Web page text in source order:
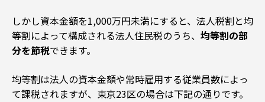
しかし資本金額を1,000万円未満にすると、 法人税割と均
等割によって構成される法人住民税のうち、 均等割の部
分を節税できます。
均等割は法人の資本金額や常時雇用する従業員数によっ
て課税されますが、東京23区の場合は下記の通りです。